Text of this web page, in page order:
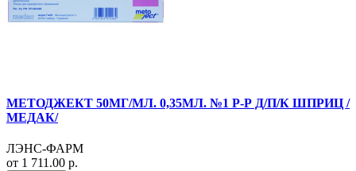
МЕТОДЖЕКТ 50МГ/МЛ. 0,35МЛ. №1 Р-Р Д/П/К ШПРИЦ /
МЕДАК/
ЛЭНС-ФАРМ
от 1 711.00 р.